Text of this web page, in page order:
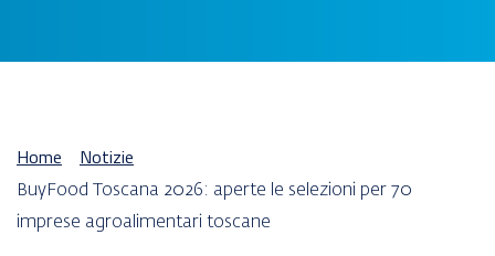
Home Notizie
BuyFood Toscana 2026: aperte le selezioni per 70
imprese agroalimentari toscane